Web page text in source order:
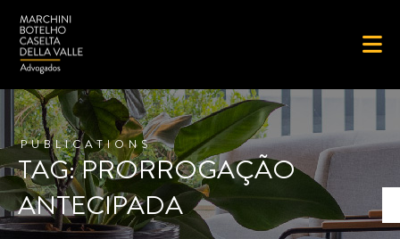
PUBLICATIONS
TAG: PRORROGAÇÃO
ANTECIPADA